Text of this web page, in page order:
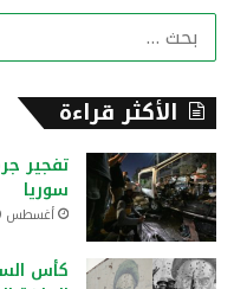
الأكثر قراءة
تفجير
سوريا
أغسطس 9, 2026
كأس